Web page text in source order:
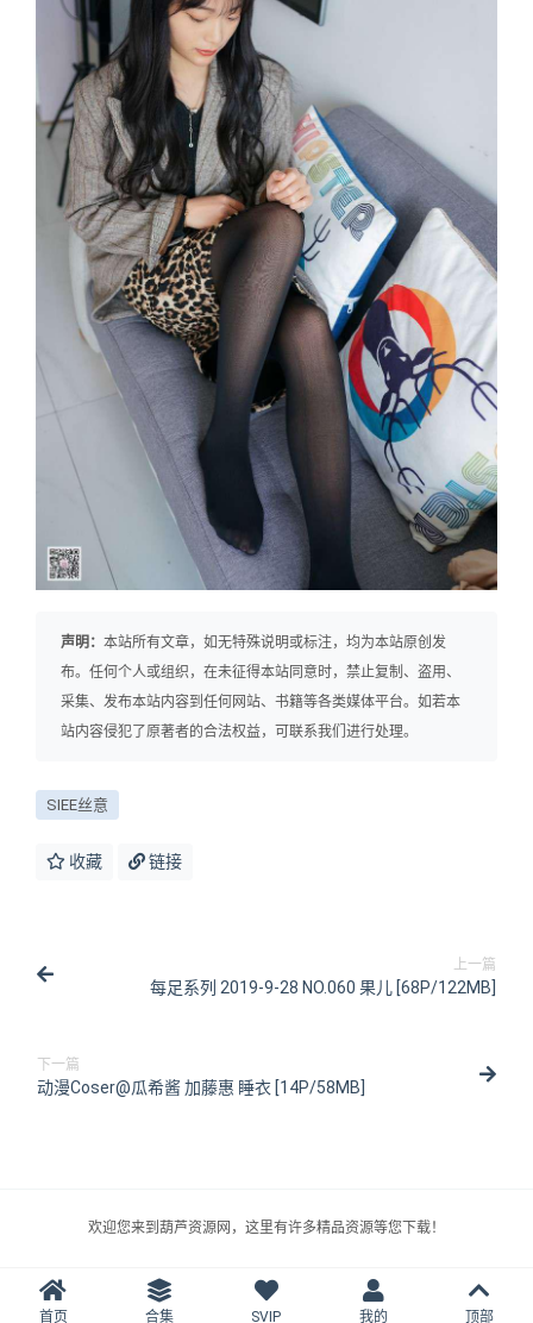
声明： 本站所有文章，如无特殊说明或标注，均为本站原创发
布。任何个人或组织，在未征得本站同意时，禁止复制、盗用、
采集、发布本站内容到任何网站、书籍等各类媒体平台。如若本
站内容侵犯了原著者的合法权益，可联系我们进行处理。
SIEE丝意
收藏 链接
上一篇
每足系列 2019-9-28 NO.060 果儿 [68P/122MB]
下一篇
动漫Coser@瓜希酱 加藤惠 睡衣 [14P/58MB]
欢迎您来到葫芦资源网，这里有许多精品资源等您下载！
首页 合集 SVIP 我的 顶部